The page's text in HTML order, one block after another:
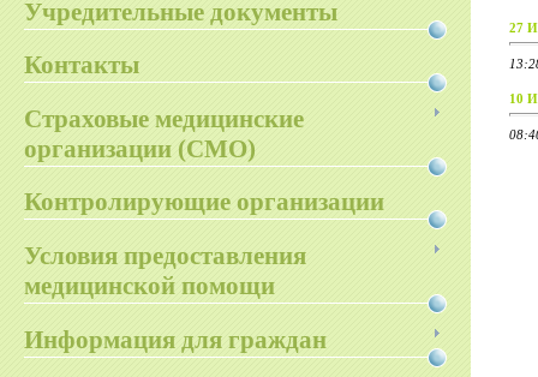
Учредительные документы
Контакты
Страховые медицинские
организации (СМО)
Контролирующие организации
Условия предоставления
медицинской помощи
Информация для граждан
27
10